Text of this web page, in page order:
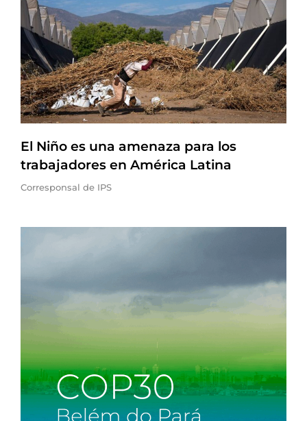
El Niño es una amenaza para los
trabajadores en América Latina
Corresponsal de IPS